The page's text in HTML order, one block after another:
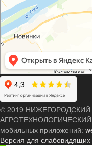
© 2019
мобильных приложений:
Версия для слабовидящих